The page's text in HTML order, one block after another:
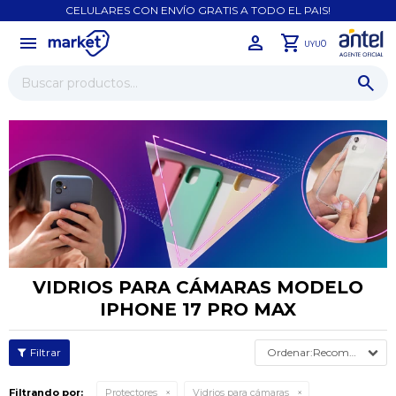
CELULARES CON ENVÍO GRATIS A TODO EL PAIS!
menu UYU0
VIDRIOS PARA CÁMARAS MODELO
IPHONE 17 PRO MAX
Recomendados
Filtrando por: Protectores
Vidrios para cámaras
close